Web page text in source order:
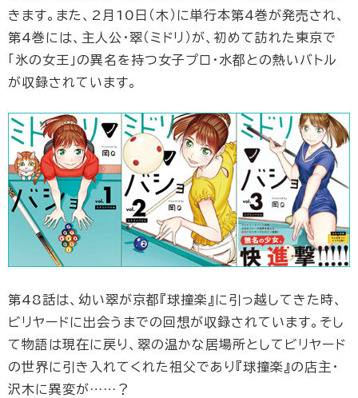
きます。また、2月10日（木）に単行本第4巻が発売され、
第4巻には、主人公・翠（ミドリ）が、初めて訪れた東京で
「氷の女王」の異名を持つ女子プロ・水都との熱いバトル
が収録されています。
第48話は、幼い翠が京都『球撞楽』に引っ越してきた時、
ビリヤードに出会うまでの回想が収録されています。そし
て物語は現在に戻り、翠の温かな居場所としてビリヤード
の世界に引き入れてくれた祖父であり『球撞楽』の店主・
沢木に異変が……？